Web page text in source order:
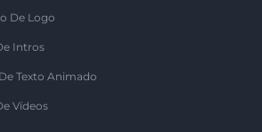
De Logo
Intros
Texto Animado
Vídeos